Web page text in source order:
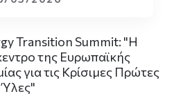
Transition Summit: "Η
της Ευρωπαϊκής
για τις Κρίσιμες Πρώτες
Ύλες"